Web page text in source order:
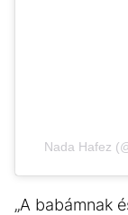
Nada Hafez
„A babámnak